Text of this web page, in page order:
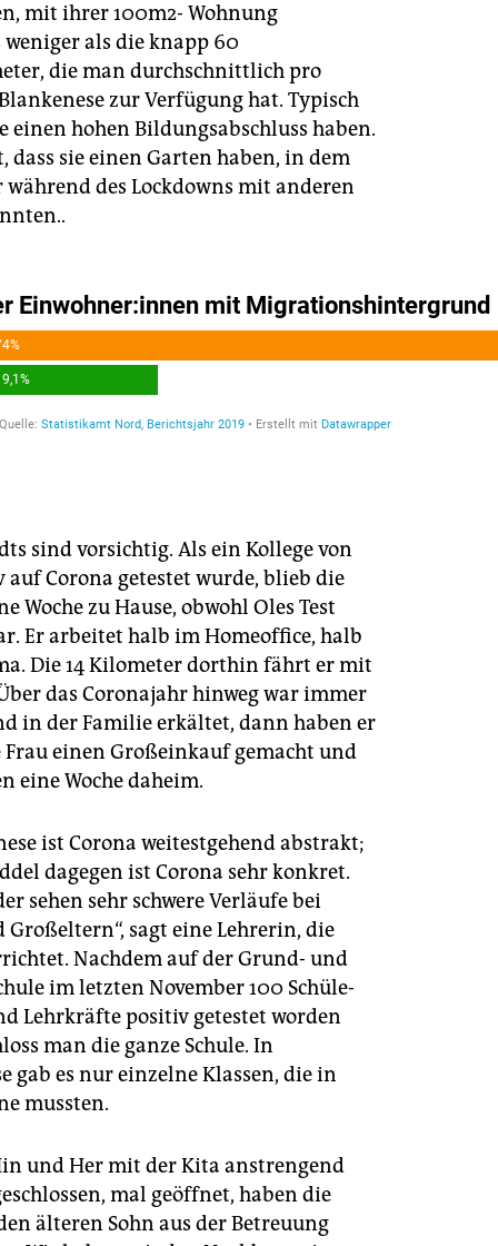
mit ihrer 100m2- Wohnung
als die knapp 60
die man durchschnittlich pro
zur Verfügung hat. Typisch
einen hohen Bildungsabschluss haben.
dass sie einen Garten haben, in dem
des Lockdowns mit anderen
sind vorsichtig. Als ein Kollege von
auf Corona getestet wurde, blieb die
Woche zu Hause, obwohl Oles Test
Er arbeitet halb im Homeoffice, halb
Die 14 Kilometer dorthin fährt er mit
das Coronajahr hinweg war immer
in der Familie erkältet, dann haben er
Frau einen Großeinkauf gemacht und
eine Woche daheim.
ist Corona weitestgehend abstrakt;
dagegen ist Corona sehr konkret.
sehen sehr schwere Verläufe bei
Großeltern“, sagt eine Lehrerin, die
Nachdem auf der Grund- und
im letzten November 100 Schü­le­
Lehrkräfte positiv getestet worden
man die ganze Schule. In
gab es nur einzelne Klassen, die in
mussten.
und Her mit der Kita anstrengend
mal geöffnet, haben die
älteren Sohn aus der Betreuung